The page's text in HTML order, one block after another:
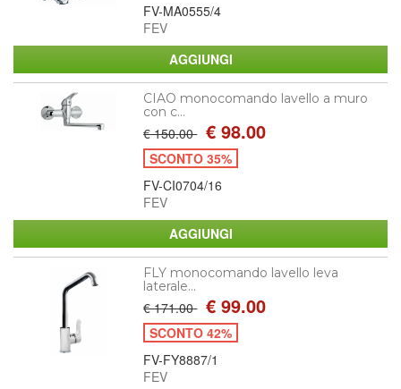
FV-MA0555/4
FEV
CIAO monocomando lavello a muro
con c...
€ 150.00 € 98.00
SCONTO 35%
FV-CI0704/16
FEV
FLY monocomando lavello leva
laterale...
€ 171.00 € 99.00
SCONTO 42%
FV-FY8887/1
FEV